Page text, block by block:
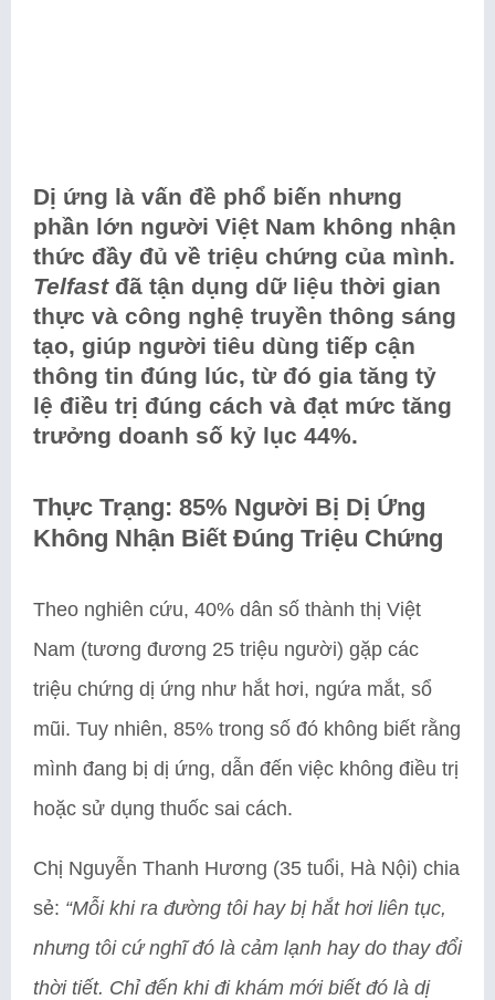
Dị ứng là vấn đề phổ biến nhưng
phần lớn người Việt Nam không nhận
thức đầy đủ về triệu chứng của mình.
Telfastđã tận dụng dữ liệu thời gian
thực và công nghệ truyền thông sáng
tạo, giúp người tiêu dùng tiếp cận
thông tin đúng lúc, từ đó gia tăng tỷ
lệ điều trị đúng cách và đạt mức tăng
trưởng doanh số kỷ lục 44%.
Thực Trạng: 85% Người Bị Dị Ứng
Không Nhận Biết Đúng Triệu Chứng
Theo nghiên cứu, 40% dân số thành thị Việt
Nam (tương đương 25 triệu người) gặp các
triệu chứng dị ứng như hắt hơi, ngứa mắt, sổ
mũi. Tuy nhiên, 85% trong số đó không biết rằng
mình đang bị dị ứng, dẫn đến việc không điều trị
hoặc sử dụng thuốc sai cách.
Chị Nguyễn Thanh Hương (35 tuổi, Hà Nội) chia
sẻ: “Mỗi khi ra đường tôi hay bị hắt hơi liên tục,
nhưng tôi cứ nghĩ đó là cảm lạnh hay do thay đổi
thời tiết. Chỉ đến khi đi khám mới biết đó là dị